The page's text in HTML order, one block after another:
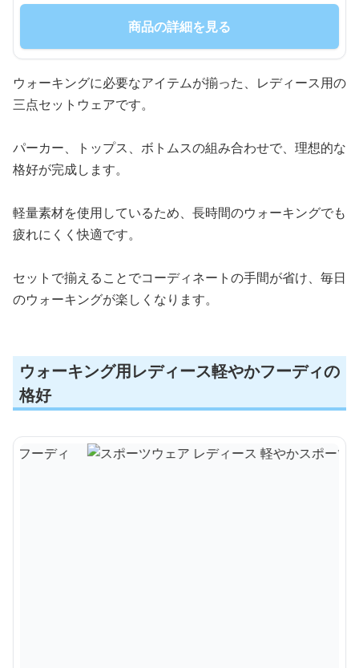
商品の詳細を見る
ウォーキングに必要なアイテムが揃った、レディース用の
三点セットウェアです。
パーカー、トップス、ボトムスの組み合わせで、理想的な
格好が完成します。
軽量素材を使用しているため、長時間のウォーキングでも
疲れにくく快適です。
セットで揃えることでコーディネートの手間が省け、毎日
のウォーキングが楽しくなります。
ウォーキング用レディース軽やかフーディの
格好